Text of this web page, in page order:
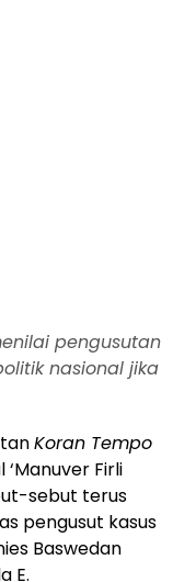
pengusutan
nasional jika
Koran Tempo
Firli
sebut terus
pengusut kasus
Baswedan
E.